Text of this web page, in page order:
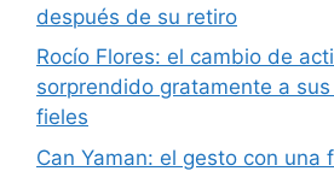
después de su retiro
Rocío Flores: el cambio de
sorprendido gratamente a
fieles
Can Yaman: el gesto con una